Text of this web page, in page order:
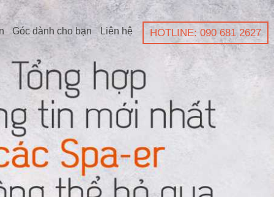
Góc dành cho bạn Liên hệ HOTLINE: 090 681 2627